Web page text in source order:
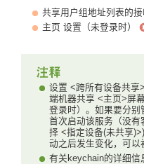
共享用户组地址列表的接
主页 设置（未登录时）
设置 <跨所有设备共享
端机器共享 <主页>屏
登录时）。如果要分别
首次启动该服务（没
择 <指定设备(未共享
动之后发生变化，可以
有关keychain的详细信